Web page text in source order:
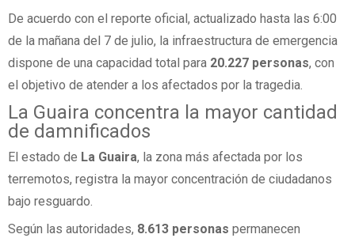
De acuerdo con el reporte oficial, actualizado hasta las 6:00
de la mañana del 7 de julio, la infraestructura de emergencia
dispone de una capacidad total para 20.227 personas, con
el objetivo de atender a los afectados por la tragedia.
La Guaira concentra la mayor cantidad
de damnificados
El estado de La Guaira, la zona más afectada por los
terremotos, registra la mayor concentración de ciudadanos
bajo resguardo.
Según las autoridades, 8.613 personas permanecen